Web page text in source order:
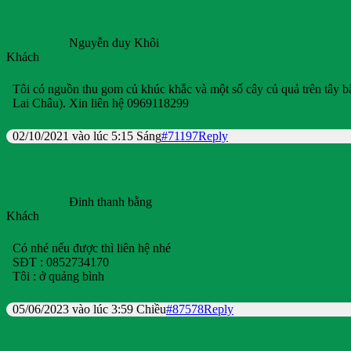
Nguyễn duy Khôi
Khách
Tôi có nguồn thu gom củ khúc khắc và một số cây củ quả trên tây
Lai Châu). Xin liên hệ 0969118299
02/10/2021 vào lúc 5:15 Sáng#71197Reply
Đinh thanh bằng
Khách
Có nhé nếu được thì liên hệ nhé
SĐT : 0852734170
Tôi : ở quảng bình
05/06/2023 vào lúc 3:59 Chiều#87578Reply